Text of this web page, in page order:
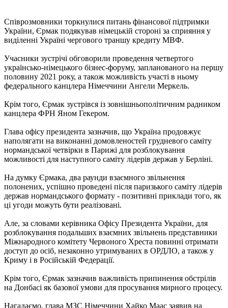
Співрозмовники торкнулися питань фінансової підтримки
України, Єрмак подякував німецькій стороні за сприяння у
виділенні Україні чергового траншу кредиту МВФ.
Учасники зустрічі обговорили проведення четвертого
українсько-німецького бізнес-форуму, запланованого на першу
половину 2021 року, а також можливість участі в ньому
федерального канцлера Німеччини Ангели Меркель.
Крім того, Єрмак зустрівся із зовнішньополітичним радником
канцлера ФРН Яном Гекером.
Глава офісу президента зазначив, що Україна продовжує
наполягати на виконанні домовленостей грудневого саміту
нормандської четвірки в Парижі для розблокування
можливості для наступного саміту лідерів держав у Берліні.
На думку Єрмака, два раунди взаємного звільнення
полонених, успішно проведені після паризького саміту лідерів
держав нормандського формату - позитивні приклади того, як
ці угоди можуть бути реалізовані.
Але, за словами керівника Офісу Президента України, для
розблокування подальших взаємних звільнень представники
Міжнародного комітету Червоного Хреста повинні отримати
доступ до осіб, незаконно утримуваних в ОРДЛО, а також у
Криму і в Російській Федерації.
Крім того, Єрмак зазначив важливість припинення обстрілів
на Донбасі як базової умови для просування мирного процесу.
Нагадаємо, глава МЗС Німеччини Хайко Маас заявив на